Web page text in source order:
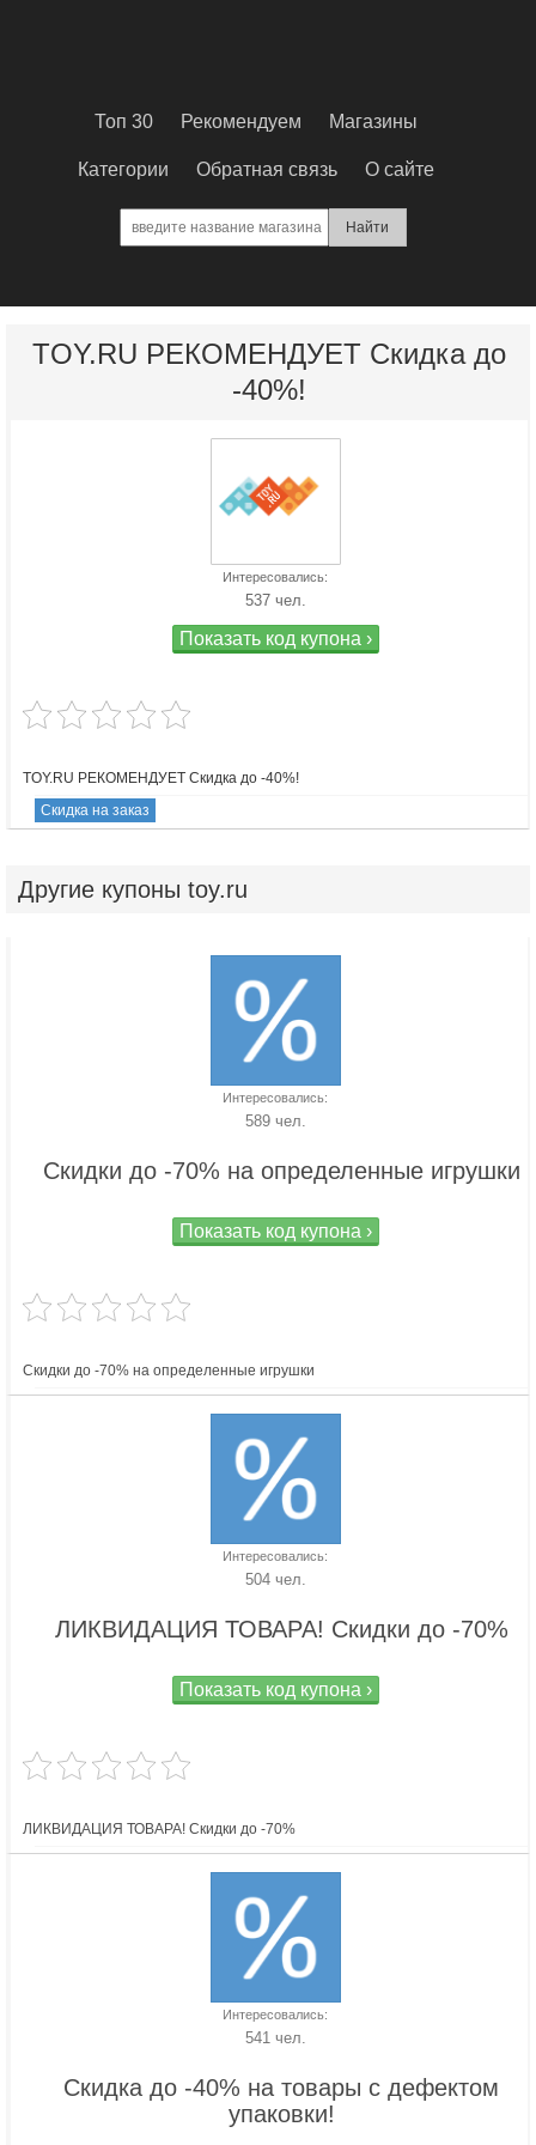
Топ 30 Рекомендуем Магазины
Категории Обратная связь О сайте
TOY.RU РЕКОМЕНДУЕТ Скидка до
-40%!
Интересовались:
537 чел.
Показать код купона ›
TOY.RU РЕКОМЕНДУЕТ Скидка до -40%!
Скидка на заказ
Другие купоны toy.ru
Интересовались:
589 чел.
Скидки до -70% на определенные игрушки
Показать код купона ›
Скидки до -70% на определенные игрушки
Интересовались:
504 чел.
ЛИКВИДАЦИЯ ТОВАРА! Скидки до -70%
Показать код купона ›
ЛИКВИДАЦИЯ ТОВАРА! Скидки до -70%
Интересовались:
541 чел.
Скидка до -40% на товары с дефектом
упаковки!